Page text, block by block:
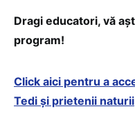
Dragi educatori, vă
program!
Click aici pentru a
Tedi și prietenii naturii